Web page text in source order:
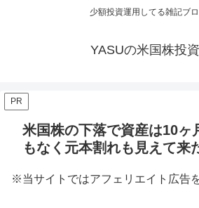
少額投資運用してる雑記ブ
YASUの米国株投
PR
米国株の下落で資産は10ヶ
もなく元本割れも見えて来
※当サイトではアフェリエイト広告